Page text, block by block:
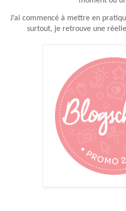
J’ai commencé à mettre en
surtout, je retrouve une réelle